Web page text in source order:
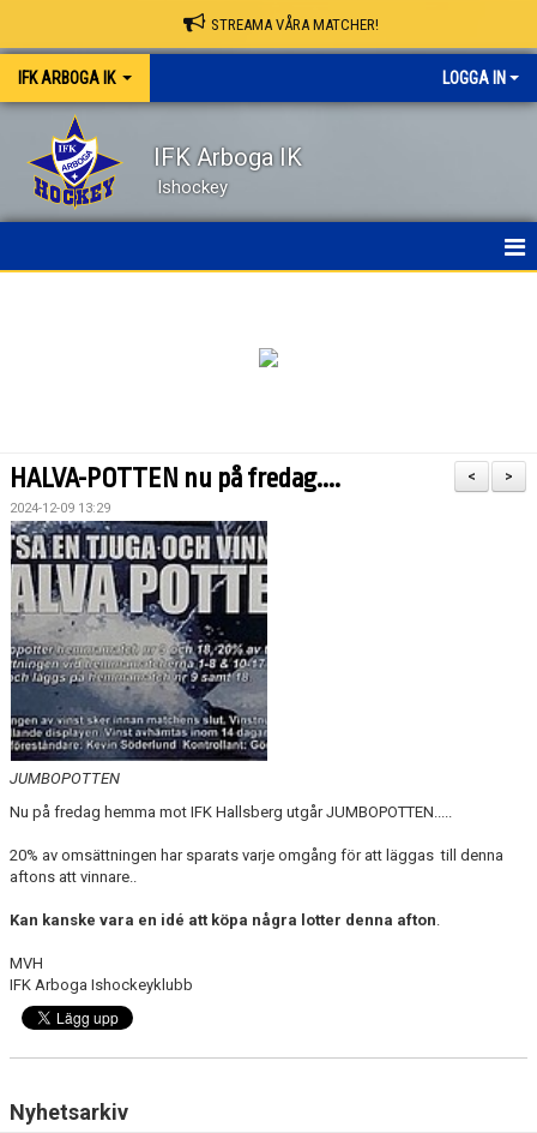
STREAMA VÅRA MATCHER!
IFK ARBOGA IK LOGGA IN
IFK Arboga IK
Ishockey
KALENDER
DOKUMENT
VÅRA LAG
MATCHER
ISSCHEMA
BOKA LOGE OCH MAT
DEN BLÅVITA VÄGEN
BILJETTER
BLI HOCKEYDOMARE
A-LAGETS MATCHER 25/26
SVENSK HOCKEYTV
SUPPORTERKLUBBEN
>
<
HALVA-POTTEN nu på fredag....
2024-12-09 13:29
JUMBOPOTTEN
Nu på fredag hemma mot IFK Hallsberg utgår JUMBOPOTTEN.....
20% av omsättningen har sparats varje omgång för att läggas till denna
aftons att vinnare..
Kan kanske vara en idé att köpa några lotter denna afton.
MVH
IFK Arboga Ishockeyklubb
Nyhetsarkiv